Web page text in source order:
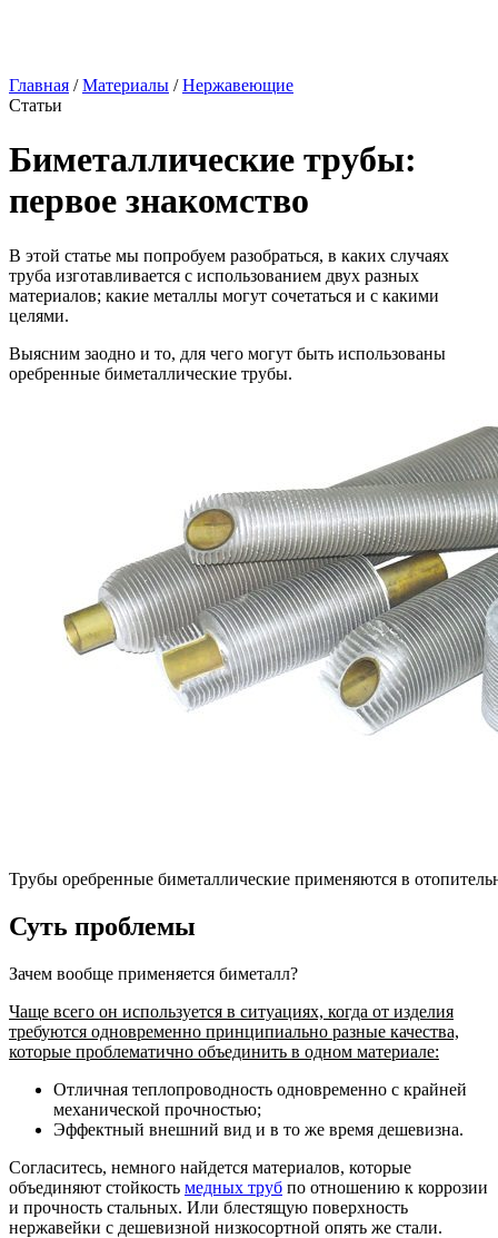
Главная /Материалы /Нержавеющие
Статьи
Биметаллические трубы:
первое знакомство
В этой статье мы попробуем разобраться, в каких случаях
труба изготавливается с использованием двух разных
материалов; какие металлы могут сочетаться и с какими
целями.
Выясним заодно и то, для чего могут быть использованы
оребренные биметаллические трубы.
Трубы оребренные биметаллические применяются в
Суть проблемы
Зачем вообще применяется биметалл?
Чаще всего он используется в ситуациях, когда от изделия
требуются одновременно принципиально разные качества,
которые проблематично объединить в одном материале:
Отличная теплопроводность одновременно с крайней
механической прочностью;
Эффектный внешний вид и в то же время дешевизна.
Согласитесь, немного найдется материалов, которые
объединяют стойкость медных труб по отношению к коррозии
и прочность стальных. Или блестящую поверхность
нержавейки с дешевизной низкосортной опять же стали.